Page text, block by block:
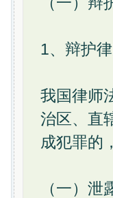
1、辩护
我国律师
治区、直
成犯罪的
（一）泄